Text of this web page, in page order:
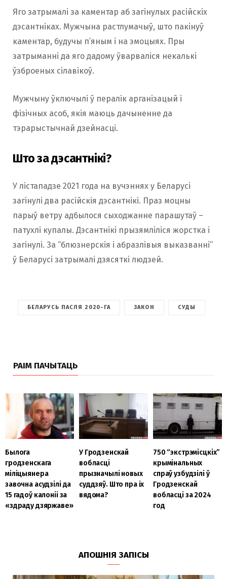
Яго затрымалі за каментар аб загінулых расійскіх
дэсантніках. Мужчына растлумачыў, што пакінуў
каментар, будучы п’яным і на эмоцыях. Пры
затрыманні да яго дадому ўварваліся некалькі
ўзброеных сілавікоў.
Мужчыну ўключылі ў пералік арганізацый і
фізічных асоб, якія маюць дачыненне да
тэрарыстычнай дзейнасці.
Што за дэсантнікі?
У лістападзе 2021 года на вучэннях у Беларусі
загінулі два расійскія дэсантнікі. Праз моцны
парыў ветру адбылося сыходжанне парашутаў –
патухлі купалы. Дэсантнікі прызямліліся жорстка і
загінулі. За “блюзнерскія і абразлівыя выказванні”
ў Беларусі затрымалі дзясяткі людзей.
БЕЛАРУСЬ ПАСЛЯ 2020-ГА ЗАКОН СУДЫ
РАІМ ПАЧЫТАЦЬ
Былога
гродзенскага
міліцыянера
завочна асудзілі да
15 гадоў калоніі за
«здраду дзяржаве»
У Гродзенскай
вобласці
прызначылі новых
суддзяў. Што пра іх
вядома?
750 “экстрэмісцкіх”
крымінальных
спраў узбудзілі ў
Гродзенскай
вобласці за 2024
год
АПОШНІЯ ЗАПІСЫ